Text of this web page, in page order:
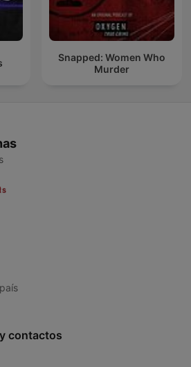
Snapped: Women Who
Murder
contactos